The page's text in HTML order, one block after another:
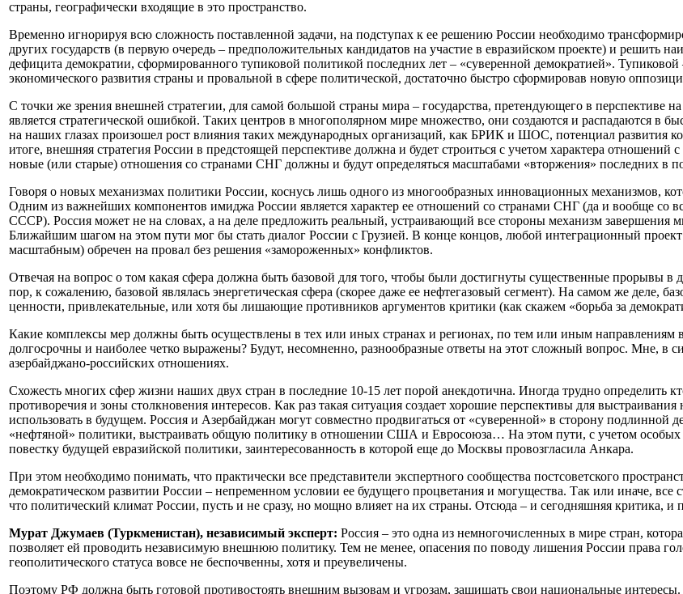
страны, географически входящие в это пространство.
Временно игнорируя всю сложность поставленной задачи, на подступах к ее решению России необходимо
других государств (в первую очередь – предположительных кандидатов на участие в евразийском проекте) и решить
дефицита демократии, сформированного тупиковой политикой последних лет – «суверенной демократией». Тупиковой
экономического развития страны и провальной в сфере политической, достаточно быстро сформировав новую
С точки же зрения внешней стратегии, для самой большой страны мира – государства, претендующего в перспективе
является стратегической ошибкой. Таких центров в многополярном мире множество, они создаются и распадаются в
на наших глазах произошел рост влияния таких международных организаций, как БРИК и ШОС, потенциал развития
итоге, внешняя стратегия России в предстоящей перспективе должна и будет строиться с учетом характера
новые (или старые) отношения со странами СНГ должны и будут определяться масштабами «вторжения» последних в
Говоря о новых механизмах политики России, коснусь лишь одного из многообразных инновационных механизмов,
Одним из важнейших компонентов имиджа России является характер ее отношений со странами СНГ (да и вообще со
СССР). Россия может не на словах, а на деле предложить реальный, устраивающий все стороны механизм завершения
Ближайшим шагом на этом пути мог бы стать диалог России с Грузией. В конце концов, любой интеграционный проект
масштабным) обречен на провал без решения «замороженных» конфликтов.
Отвечая на вопрос о том какая сфера должна быть базовой для того, чтобы были достигнуты существенные прорывы в
пор, к сожалению, базовой являлась энергетическая сфера (скорее даже ее нефтегазовый сегмент). На самом же деле,
ценности, привлекательные, или хотя бы лишающие противников аргументов критики (как скажем «борьба за
Какие комплексы мер должны быть осуществлены в тех или иных странах и регионах, по тем или иным направлениям
долгосрочны и наиболее четко выражены? Будут, несомненно, разнообразные ответы на этот сложный вопрос. Мне, в
азербайджано-российских отношениях.
Схожесть многих сфер жизни наших двух стран в последние 10-15 лет порой анекдотична. Иногда трудно определить
противоречия и зоны столкновения интересов. Как раз такая ситуация создает хорошие перспективы для
использовать в будущем. Россия и Азербайджан могут совместно продвигаться от «суверенной» в сторону
«нефтяной» политики, выстраивать общую политику в отношении США и Евросоюза… На этом пути, с учетом особых
повестку будущей евразийской политики, заинтересованность в которой еще до Москвы провозгласила Анкара.
При этом необходимо понимать, что практически все представители экспертного сообщества постсоветского
демократическом развитии России – непременном условии ее будущего процветания и могущества. Так или иначе,
что политический климат России, пусть и не сразу, но мощно влияет на их страны. Отсюда – и сегодняшняя критика, и
Мурат Джумаев (Туркменистан), независимый эксперт: Россия – это одна из немногочисленных в мире стран,
позволяет ей проводить независимую внешнюю политику. Тем не менее, опасения по поводу лишения России права
геополитического статуса вовсе не беспочвенны, хотя и преувеличены.
Поэтому РФ должна быть готовой противостоять внешним вызовам и угрозам, защищать свои национальные